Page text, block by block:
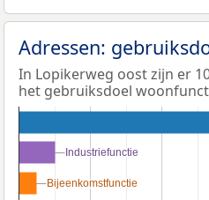
Adressen:
In Lopikerweg oost zijn er
het gebruiksdoel
Industriefunctie
Industriefunctie
Bijeenkomstfunctie
Bijeenkomstfunctie